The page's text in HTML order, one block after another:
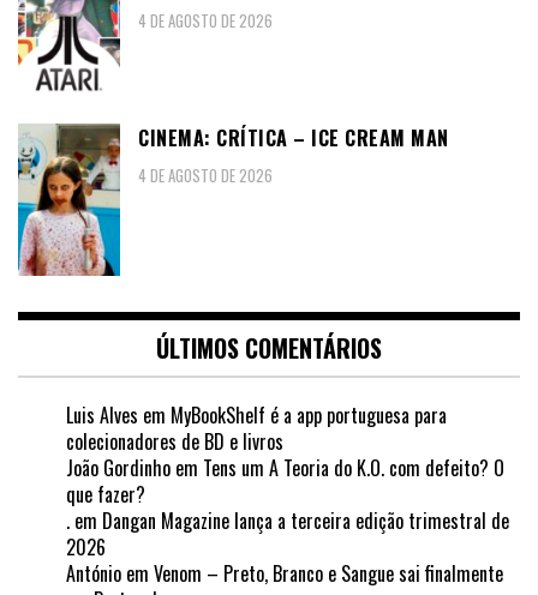
4 DE AGOSTO DE 2026
CINEMA: CRÍTICA – ICE CREAM MAN
4 DE AGOSTO DE 2026
ÚLTIMOS COMENTÁRIOS
Luis Alves em MyBookShelf é a app portuguesa para
colecionadores de BD e livros
João Gordinho em Tens um A Teoria do K.O. com defeito? O
que fazer?
. em Dangan Magazine lança a terceira edição trimestral de
2026
António em Venom – Preto, Branco e Sangue sai finalmente